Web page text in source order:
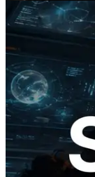
2026.05.24